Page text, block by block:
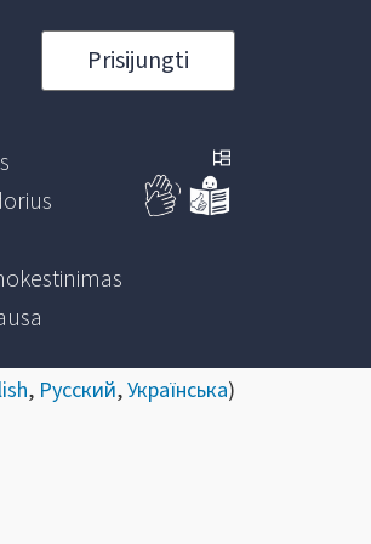
Prisijungti
, Русский,Українська)